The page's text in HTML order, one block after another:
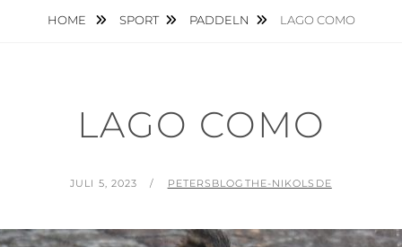
HOME SPORT PADDELN LAGO COMO
LAGO COMO
POSTED
JULI 5, 2023 BY
PETERSBLOGTHE-NIKOLSDE